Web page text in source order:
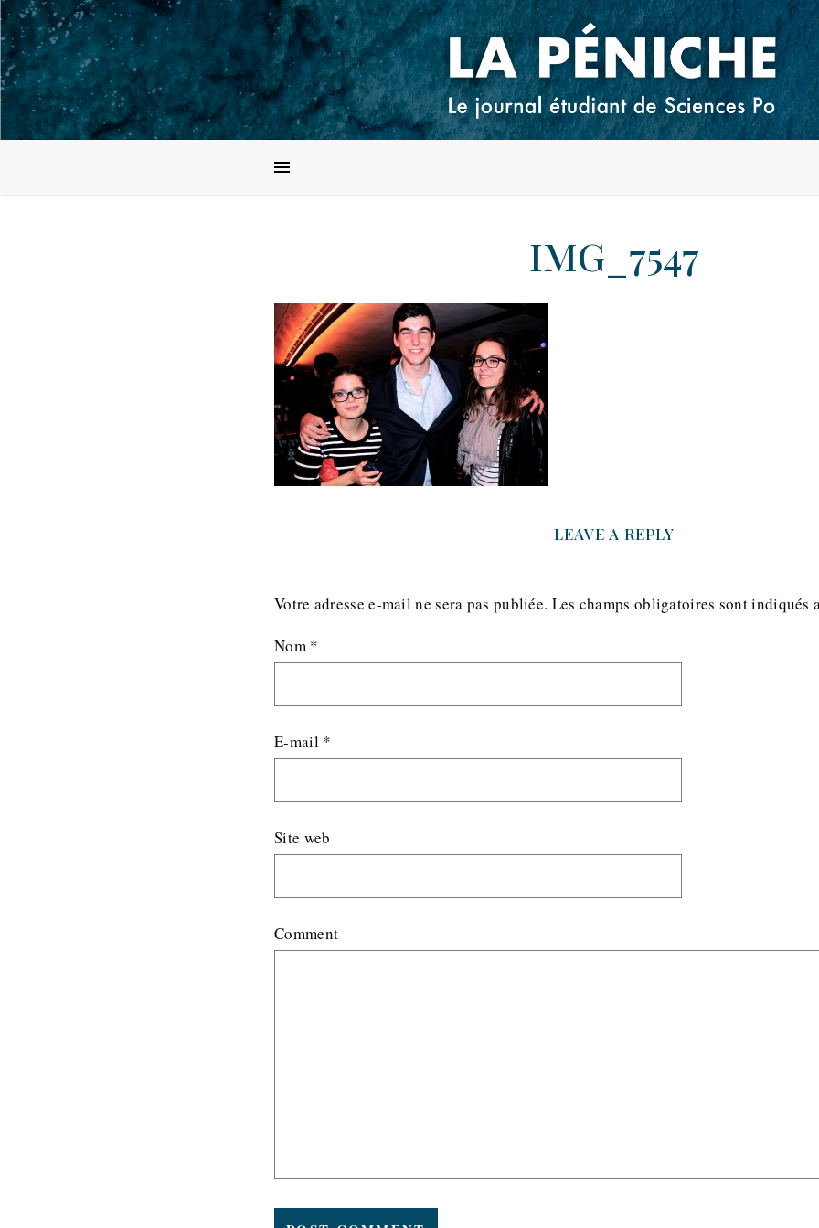
IMG_7547
LEAVE A REPLY
Votre adresse e-mail ne sera pas publiée. Les champs obligatoires sont indiqués
Nom *
E-mail *
Site web
Comment